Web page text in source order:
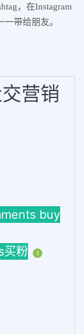
，在Instagram
带给朋友。
营销
buy
买粉 1